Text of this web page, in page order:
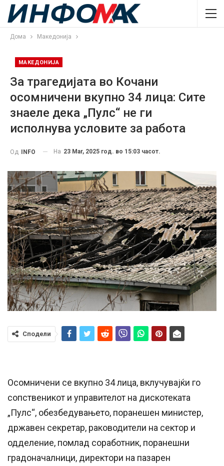
Дома Македонија
МАКЕДОНИЈА
За трагедијата во Кочани
осомничени вкупно 34 лица: Сите
знаеле дека „Пулс“ не ги
исполнува условите за работа
Од INFO На 23 Mar, 2025 год. во 15:03 часот.
Сподели
Осомничени се вкупно 34 лица, вклучувајќи го
сопственикот и управителот на дискотеката
„Пулс“, обезбедувањето, поранешен министер,
државен секретар, раководители на сектор и
одделение, помлад соработник, поранешни
градоначалници, директори на пазарен